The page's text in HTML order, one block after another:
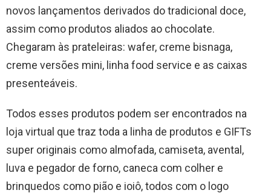
novos lançamentos derivados do tradicional doce,
assim como produtos aliados ao chocolate.
Chegaram às prateleiras: wafer, creme bisnaga,
creme versões mini, linha food service e as caixas
presenteáveis.
Todos esses produtos podem ser encontrados na
loja virtual que traz toda a linha de produtos e GIFTs
super originais como almofada, camiseta, avental,
luva e pegador de forno, caneca com colher e
brinquedos como pião e ioiô, todos com o logo